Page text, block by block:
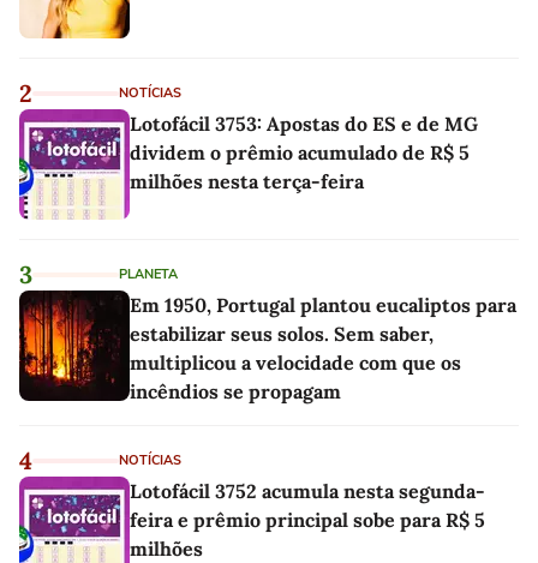
2 NOTÍCIAS
Lotofácil 3753: Apostas do ES e de MG
dividem o prêmio acumulado de R$ 5
milhões nesta terça-feira
3 PLANETA
Em 1950, Portugal plantou eucaliptos para
estabilizar seus solos. Sem saber,
multiplicou a velocidade com que os
incêndios se propagam
4 NOTÍCIAS
Lotofácil 3752 acumula nesta segunda-
feira e prêmio principal sobe para R$ 5
milhões